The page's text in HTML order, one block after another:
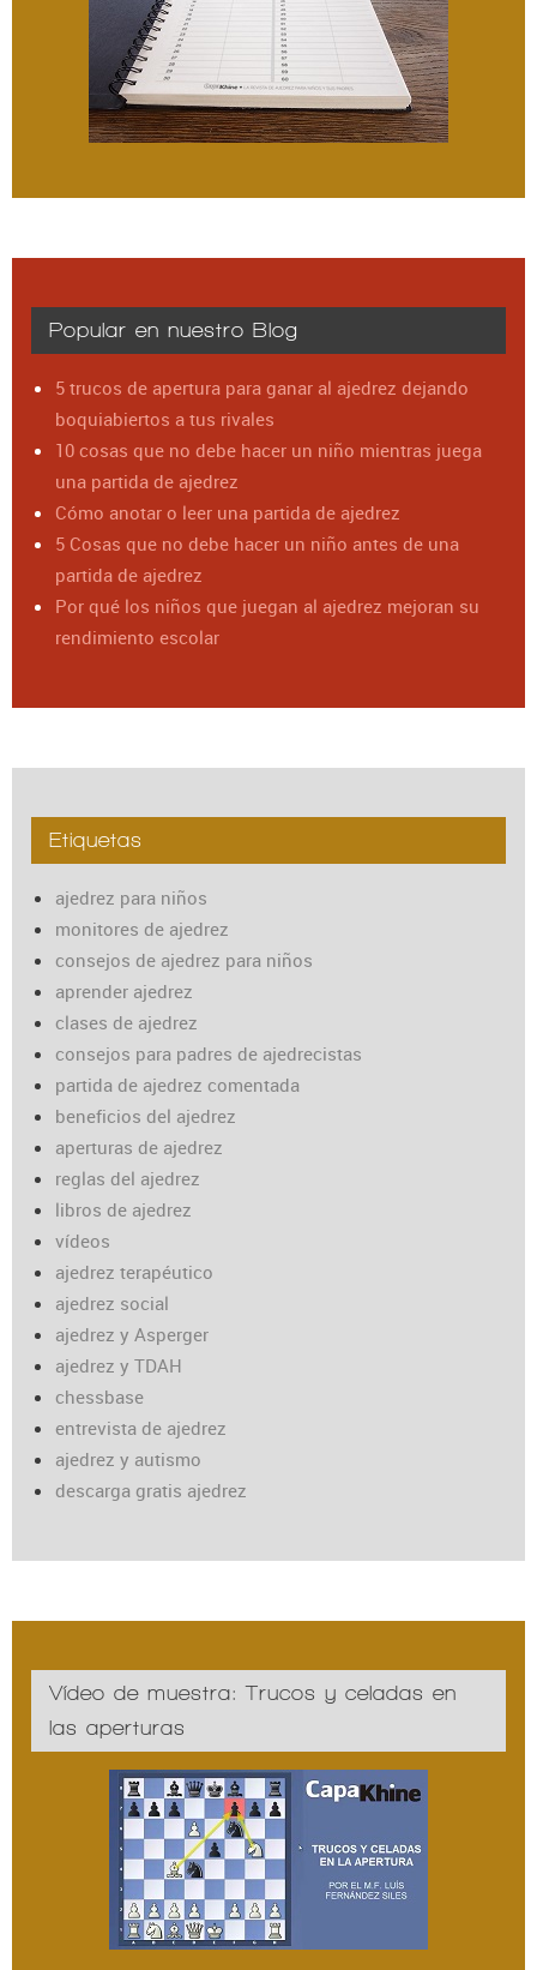
Popular en nuestro Blog
5 trucos de apertura para ganar al ajedrez dejando
boquiabiertos a tus rivales
10 cosas que no debe hacer un niño mientras juega
una partida de ajedrez
Cómo anotar o leer una partida de ajedrez
5 Cosas que no debe hacer un niño antes de una
partida de ajedrez
Por qué los niños que juegan al ajedrez mejoran su
rendimiento escolar
Etiquetas
ajedrez para niños
monitores de ajedrez
consejos de ajedrez para niños
aprender ajedrez
clases de ajedrez
consejos para padres de ajedrecistas
partida de ajedrez comentada
beneficios del ajedrez
aperturas de ajedrez
reglas del ajedrez
libros de ajedrez
vídeos
ajedrez terapéutico
ajedrez social
ajedrez y Asperger
ajedrez y TDAH
chessbase
entrevista de ajedrez
ajedrez y autismo
descarga gratis ajedrez
Vídeo de muestra: Trucos y celadas en
las aperturas